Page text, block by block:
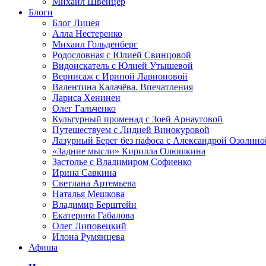
Блоги
Блог Лицея
Алла Нестеренко
Михаил Гольденберг
Родословная с Юлией Свинцовой
Видоискатель с Юлией Утышевой
Вернисаж с Ириной Ларионовой
Валентина Калачёва. Впечатления
Лариса Хенинен
Олег Гальченко
Культурный променад с Зоей Арнаутовой
Путешествуем с Лидией Винокуровой
Лазурный Берег без пафоса с Александрой
«Задние мысли» Кирилла Олюшкина
Застолье с Владимиром Софиенко
Ирина Савкина
Светлана Артемьева
Наталья Мешкова
Владимир Берштейн
Екатерина Габалова
Олег Липовецкий
Илона Румянцева
Афиша